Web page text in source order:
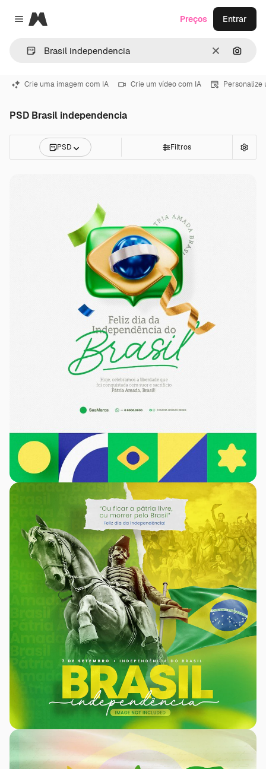
Close menu
Magnific
Limpar
Preços Entrar
Crie uma imagem com IA Crie um vídeo com IA Personalize
PSD Brasil independencia
PSD Filtros